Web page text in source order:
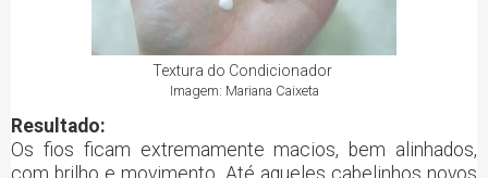
Textura do Condicionador
Imagem: Mariana Caixeta
Resultado:
Os fios ficam extremamente macios, bem alinhados,
com brilho e movimento. Até aqueles cabelinhos novos